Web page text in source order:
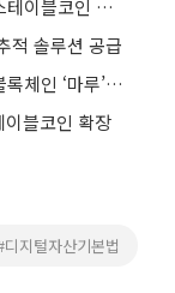
비피엠지, 웰컴페이먼츠·브이디크럭스와 스테이블코인 결제 인프라 구축 협력
적 솔루션 공급
해시드오픈파이낸스, 원화 스테이블코인 블록체인 ‘마루’ 테스트넷 공개
이블코인 확장
디지털자산기본법